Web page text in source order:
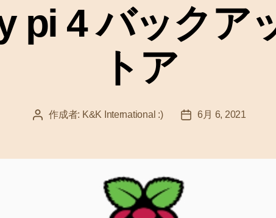
ー
pi 4 バックア
トア
投
作成者: K&K International :)
投
6月 6, 2021